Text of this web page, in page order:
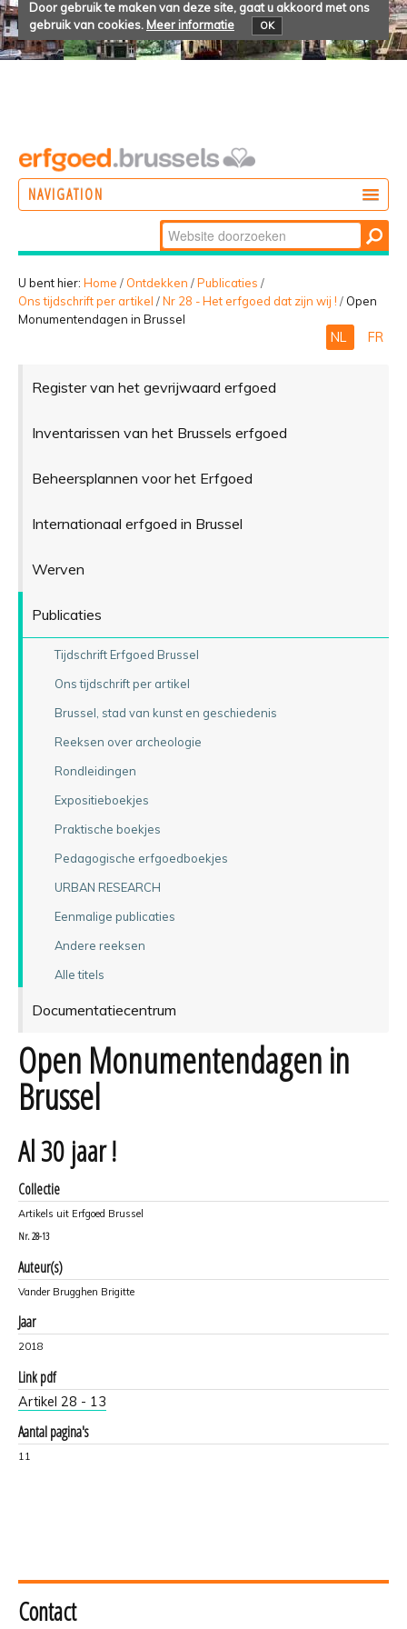
Door gebruik te maken van deze site, gaat u akkoord met ons
gebruik van cookies. Meer informatie OK
NAVIGATION
BELEVEN
Zoek
Geavanceerd
zoeken...
U bent hier: Home / Ontdekken /Publicaties /
Ons tijdschrift per artikel /Nr 28 - Het erfgoed dat zijn wij ! / Open
Monumentendagen in Brussel
NL FR
Register van het gevrijwaard erfgoed
Inventarissen van het Brussels erfgoed
Beheersplannen voor het Erfgoed
Internationaal erfgoed in Brussel
Werven
Publicaties
Tijdschrift Erfgoed Brussel
Ons tijdschrift per artikel
Brussel, stad van kunst en geschiedenis
Reeksen over archeologie
Rondleidingen
Expositieboekjes
Praktische boekjes
Pedagogische erfgoedboekjes
URBAN RESEARCH
Eenmalige publicaties
Andere reeksen
Alle titels
Documentatiecentrum
Open Monumentendagen in
Brussel
Al 30 jaar !
Collectie
Artikels uit Erfgoed Brussel
Nr. 28-13
Auteur(s)
Vander Brugghen Brigitte
Jaar
2018
Link pdf
Artikel 28 - 13
Aantal pagina's
11
Contact